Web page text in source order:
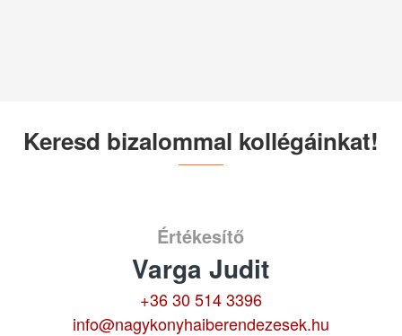
Keresd bizalommal kollégáinkat!
Értékesítő
Varga Judit
+36 30 514 3396
info@nagykonyhaiberendezesek.hu